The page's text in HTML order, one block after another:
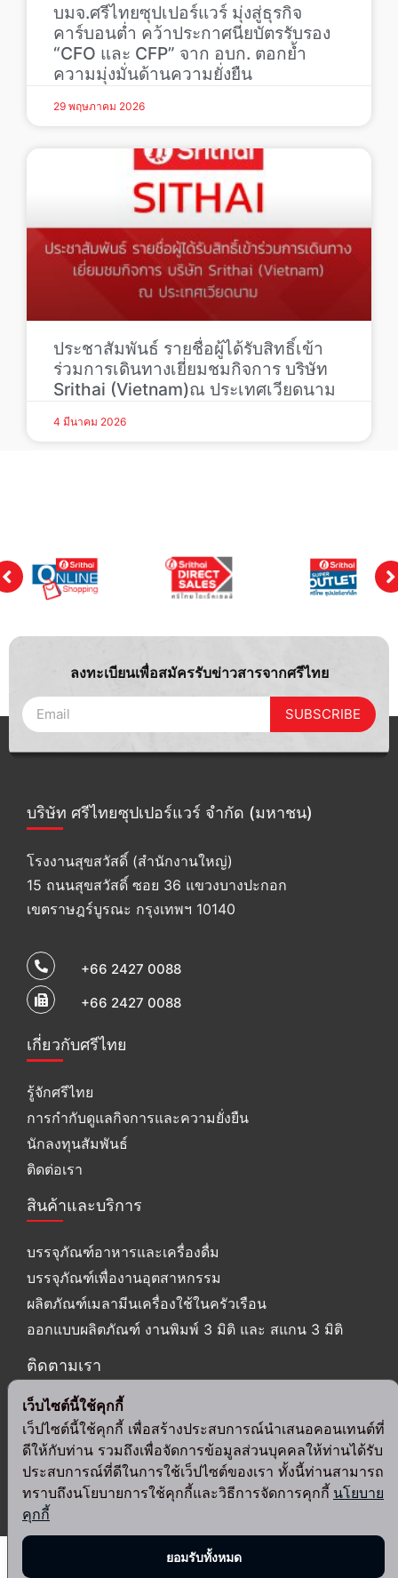
บมจ.ศรีไทยซุปเปอร์แวร์ มุ่งสู่ธุรกิจ
คาร์บอนต่ำ คว้าประกาศนียบัตรรับรอง
“CFO และ CFP” จาก อบก. ตอกย้ำ
ความมุ่งมั่นด้านความยั่งยืน
29 พฤษภาคม 2026
ประชาสัมพันธ์ รายชื่อผู้ได้รับสิทธิ์เข้า
ร่วมการเดินทางเยี่ยมชมกิจการ บริษัท
Srithai (Vietnam)ณ ประเทศเวียดนาม
4 มีนาคม 2026
ลงทะเบียนเพื่อสมัครรับข่าวสารจากศรีไทย
SUBSCRIBE
บริษัท ศรีไทยซุปเปอร์แวร์ จำกัด (มหาชน)
โรงงานสุขสวัสดิ์ (สำนักงานใหญ่)
15 ถนนสุขสวัสดิ์ ซอย 36 แขวงบางปะกอก
เขตราษฎร์บูรณะ กรุงเทพฯ 10140
+66 2427 0088
+66 2427 0088
เกี่ยวกับศรีไทย
รู้จักศรีไทย
การกำกับดูแลกิจการและความยั่งยืน
นักลงทุนสัมพันธ์
ติดต่อเรา
สินค้าและบริการ
บรรจุภัณฑ์อาหารและเครื่องดื่ม
บรรจุภัณฑ์เพื่องานอุตสาหกรรม
ผลิตภัณฑ์เมลามีนเครื่องใช้ในครัวเรือน
ออกแบบผลิตภัณฑ์ งานพิมพ์ 3 มิติ และ สแกน 3 มิติ
ติดตามเรา
© 2024 Srithai Superware Public Company Limited. All Rights
Reserved.
เว็บไซต์นี้ใช้คุกกี้
เว็ปไซต์นี้ใช้คุกกี้ เพื่อสร้างประสบการณ์นำเสนอคอนเทนต์ที่
ดีให้กับท่าน รวมถึงเพื่อจัดการข้อมูลส่วนบุคคลให้ท่านได้รับ
ประสบการณ์ที่ดีในการใช้เว็ปไซต์ของเรา ทั้งนี้ท่านสามารถ
ทราบถึงนโยบายการใช้คุกกี้และวิธีการจัดการคุกกี้ นโยบาย
คุกกี้
ยอมรับทั้งหมด